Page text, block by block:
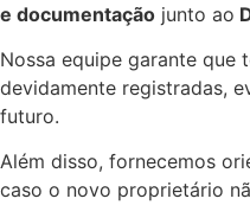
e documentação junto ao
Nossa equipe garante que
devidamente registradas,
futuro.
Além disso, fornecemos
caso o novo proprietário